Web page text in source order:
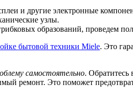
и другие электронные
узлы.
образований, проведем
бытовой техники Miele. Это
самостоятельно.
ремонт. Это поможет